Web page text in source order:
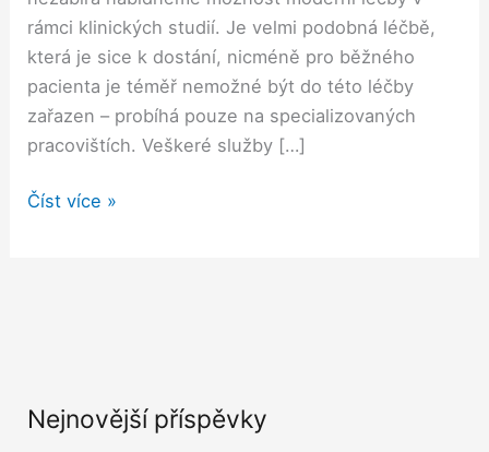
rámci klinických studií. Je velmi podobná léčbě,
která je sice k dostání, nicméně pro běžného
pacienta je téměř nemožné být do této léčby
zařazen – probíhá pouze na specializovaných
pracovištích. Veškeré služby […]
Číst více »
Nejnovější příspěvky